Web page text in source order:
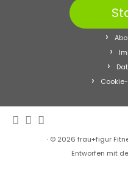
· © 2026 frau+figur
Entworfen mit